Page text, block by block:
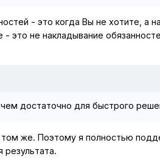
- это когда Вы не хотите, а
это не накладывание
достаточно для быстрого
же. Поэтому я полностью
результата.